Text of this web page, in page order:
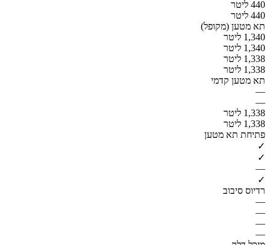
440 ליטר
440 ליטר
תא מטען (מקופל)
1,340 ליטר
1,340 ליטר
1,338 ליטר
1,338 ליטר
תא מטען קדמי
—
—
1,338 ליטר
1,338 ליטר
פתיחת תא מטען
✓
✓
—
✓
רדיוס סיבוב
—
—
—
—